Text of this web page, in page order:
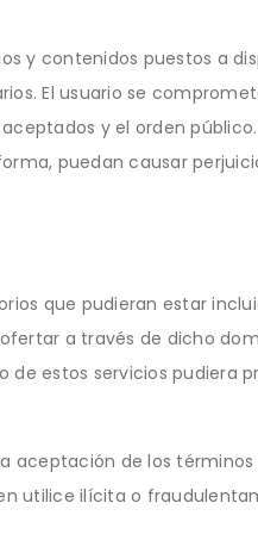
y contenidos puestos a
El usuario se
y el orden
puedan causar
que pudieran estar
a través de dicho
de estos servicios pudiera
aceptación de los
utilice ilícita o